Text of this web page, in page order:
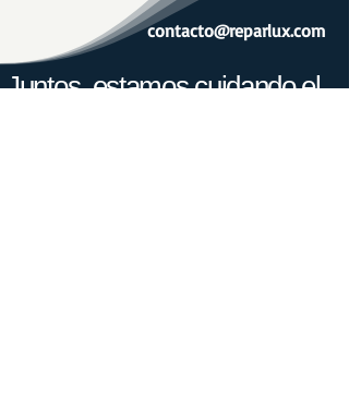
contacto@reparlux.com
Juntos, estamos cuidando el